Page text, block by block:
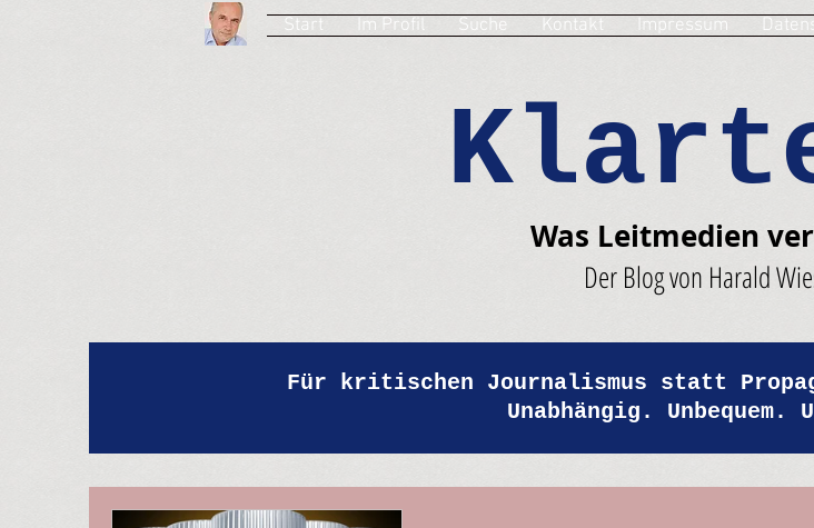
Start Im Profil Suche Kontakt Impressum
Was Leitmedien
Der Blog von Harald
Für kritischen Journalismus statt
Unabhängig. Unbequem.